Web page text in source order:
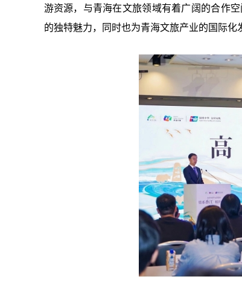
游资源，与青海在文旅领域有着广阔的合作
的独特魅力，同时也为青海文旅产业的国际化